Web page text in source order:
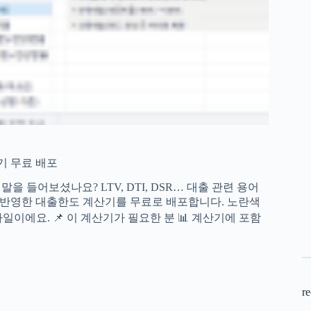
무료 배포
을 들어보셨나요? LTV, DTI, DSR… 대출 관련 용어
영한 대출한도 계산기를 무료로 배포합니다. 노란색
이에요. 📌 이 계산기가 필요한 분 📊 계산기에 포함